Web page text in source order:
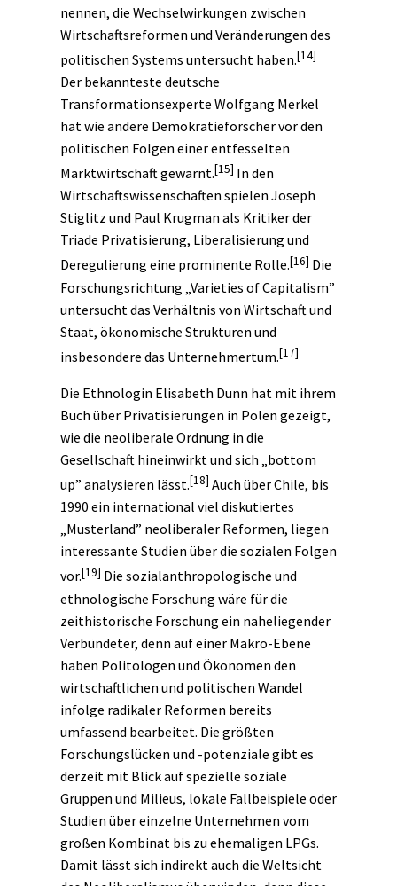
nennen, die Wechselwirkungen zwischen
Wirtschaftsreformen und Veränderungen des
politischen Systems untersucht haben.[14]
Der bekannteste deutsche
Transformationsexperte Wolfgang Merkel
hat wie andere Demokratieforscher vor den
politischen Folgen einer entfesselten
Marktwirtschaft gewarnt.[15] In den
Wirtschaftswissenschaften spielen Joseph
Stiglitz und Paul Krugman als Kritiker der
Triade Privatisierung, Liberalisierung und
Deregulierung eine prominente Rolle.[16] Die
Forschungsrichtung „Varieties of Capitalism”
untersucht das Verhältnis von Wirtschaft und
Staat, ökonomische Strukturen und
insbesondere das Unternehmertum.[17]
Die Ethnologin Elisabeth Dunn hat mit ihrem
Buch über Privatisierungen in Polen gezeigt,
wie die neoliberale Ordnung in die
Gesellschaft hineinwirkt und sich „bottom
up” analysieren lässt.[18] Auch über Chile, bis
1990 ein international viel diskutiertes
„Musterland” neoliberaler Reformen, liegen
interessante Studien über die sozialen Folgen
vor.[19] Die sozialanthropologische und
ethnologische Forschung wäre für die
zeithistorische Forschung ein naheliegender
Verbündeter, denn auf einer Makro-Ebene
haben Politologen und Ökonomen den
wirtschaftlichen und politischen Wandel
infolge radikaler Reformen bereits
umfassend bearbeitet. Die größten
Forschungslücken und -potenziale gibt es
derzeit mit Blick auf spezielle soziale
Gruppen und Milieus, lokale Fallbeispiele oder
Studien über einzelne Unternehmen vom
großen Kombinat bis zu ehemaligen LPGs.
Damit lässt sich indirekt auch die Weltsicht